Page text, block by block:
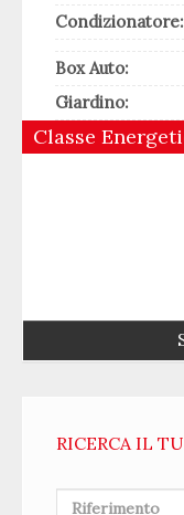
Condizionatore:
Box Auto:
Giardino:
Classe
RICERCA IL